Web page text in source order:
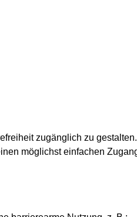
zugänglich zu
möglichst einfachen